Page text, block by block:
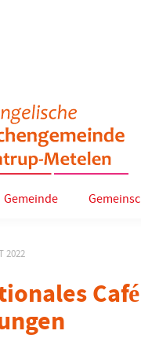
Gemeinde
2022